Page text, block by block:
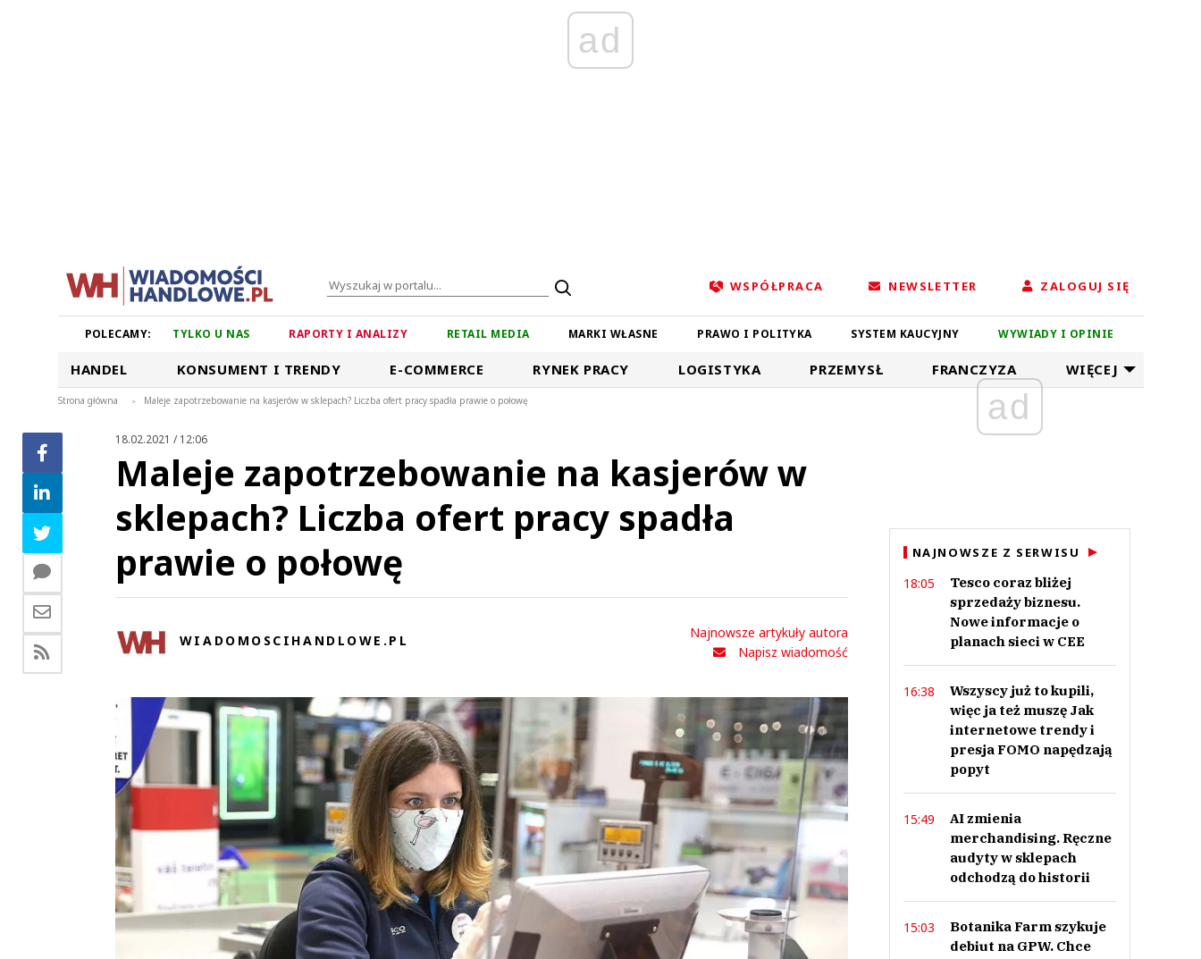
ad
WSPÓŁPRACA NEWSLETTER ZALOGUJ SIĘ
POLECAMY: TYLKO U NAS RAPORTY I ANALIZY RETAIL MEDIA MARKI WŁASNE PRAWO I POLITYKA SYSTEM KAUCYJNY WYWIADY I OPINIE
HANDEL KONSUMENT I TRENDY E-COMMERCE RYNEK PRACY LOGISTYKA PRZEMYSŁ FRANCZYZA WIĘCEJ
Strona główna > Maleje zapotrzebowanie na kasjerów w sklepach? Liczba ofert pracy spadła prawie o połowę
18.02.2021 / 12:06
Maleje zapotrzebowanie na kasjerów w
sklepach? Liczba ofert pracy spadła
prawie o połowę
WIADOMOSCIHANDLOWE.PL
Najnowsze artykuły autora
Napisz wiadomość
ad
NAJNOWSZE Z SERWISU
18:05
Tesco coraz bliżej
sprzedaży biznesu.
Nowe informacje o
planach sieci w CEE
16:38
Wszyscy już to kupili,
więc ja też muszę Jak
internetowe trendy i
presja FOMO napędzają
popyt
15:49
AI zmienia
merchandising. Ręczne
audyty w sklepach
odchodzą do historii
15:03
Botanika Farm szykuje
debiut na GPW. Chce